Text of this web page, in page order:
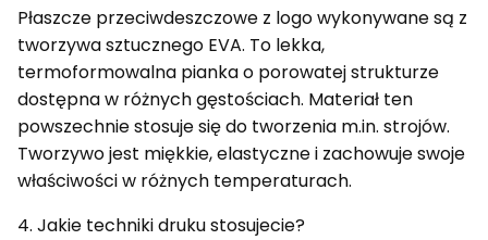
Płaszcze przeciwdeszczowe z logo wykonywane są z
tworzywa sztucznego EVA. To lekka,
termoformowalna pianka o porowatej strukturze
dostępna w różnych gęstościach. Materiał ten
powszechnie stosuje się do tworzenia m.in. strojów.
Tworzywo jest miękkie, elastyczne i zachowuje swoje
właściwości w różnych temperaturach.
4. Jakie techniki druku stosujecie?